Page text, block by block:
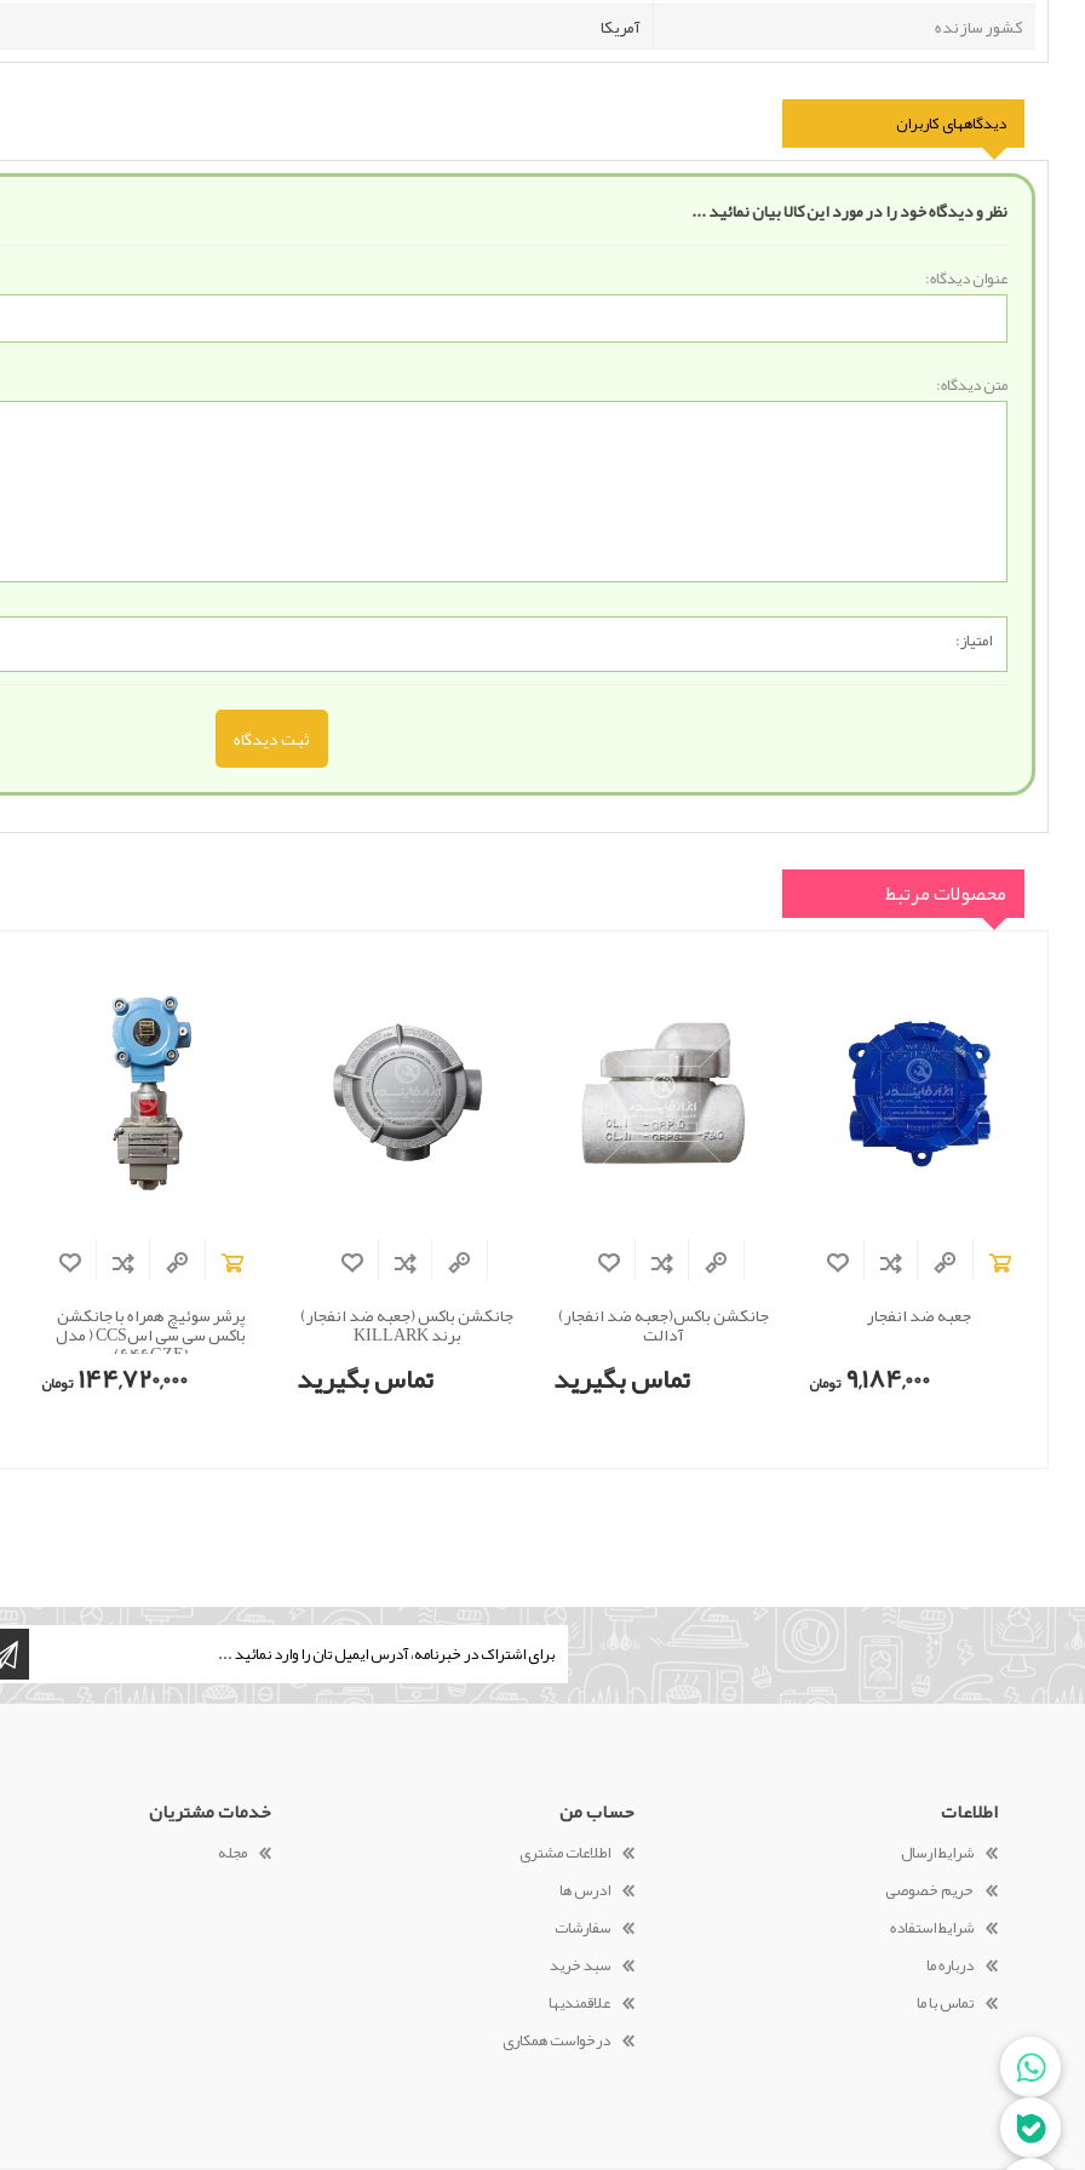
کشور سازنده
آمریکا
دیدگاههای کاربران
نظر و دیدگاه خود را در مورد این کالا بیان نمائید ...
عنوان دیدگاه:
متن دیدگاه:
امتیاز:
ثبت دیدگاه
محصولات مرتبط
جعبه ضد انفجار
9,184,000تومان
جانکشن باکس(جعبه ضد انفجار)
آدالت
تماس بگیرید
جانکشن باکس (جعبه ضد انفجار)
برند KILLARK
تماس بگیرید
پرشر سوئیچ همراه با جانکشن
باکس سی سی اسCCS ( مدل
646GZE1)
144,720,000 تومان
اطلاعات
شرایط ارسال
حریم خصوصی
شرایط استفاده
درباره ما
تماس با ما
حساب من
اطلاعات مشتری
ادرس ها
سفارشات
سبد خرید
علاقمندیها
درخواست همکاری
خدمات مشتریان
مجله